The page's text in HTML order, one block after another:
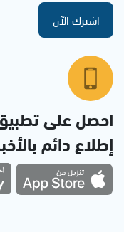
اشترك الآن
احصل على
إطلاع دائم